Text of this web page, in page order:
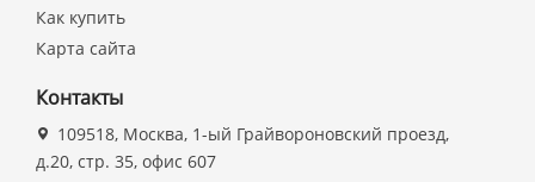
Как купить
Карта сайта
Контакты
109518, Москва, 1-ый Грайвороновский проезд,
д.20, стр. 35, офис 607